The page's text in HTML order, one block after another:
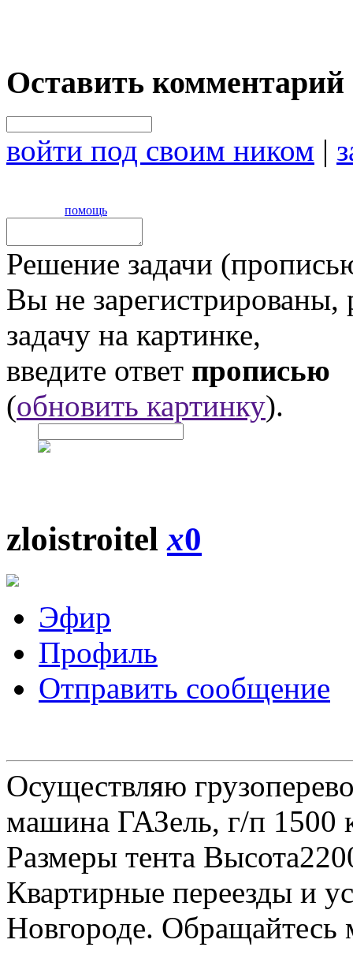
Оставить комментарий
войти под своим ником |
помощь
Решение задачи
Вы не
задачу на картинке,
введите ответ прописью
(обновить картинку).
zloistroitelx0
Эфир
Профиль
Отправить сообщение
Осуществляю
машина ГАЗель, г/п 1500
Размеры тента
Квартирные переезды и
Новгороде.